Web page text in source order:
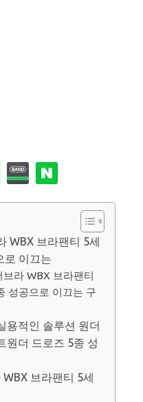
WBX 브라팬티 5세
로 이끄는
라 WBX 브라팬티
성공으로 이끄는 구
용적인 솔루션 원더
원더 드로즈 5종 성
브라팬티 5세